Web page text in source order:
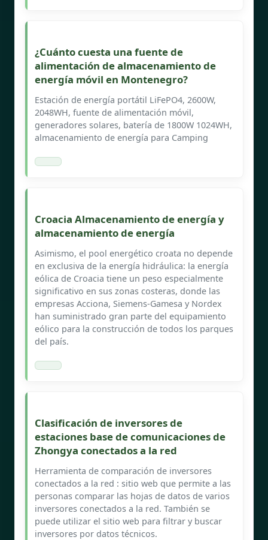
¿Cuánto cuesta una fuente de
alimentación de almacenamiento de
energía móvil en Montenegro?
Estación de energía portátil LiFePO4, 2600W,
2048WH, fuente de alimentación móvil,
generadores solares, batería de 1800W 1024WH,
almacenamiento de energía para Camping
Croacia Almacenamiento de energía y
almacenamiento de energía
Asimismo, el pool energético croata no depende
en exclusiva de la energía hidráulica: la energía
eólica de Croacia tiene un peso especialmente
significativo en sus zonas costeras, donde las
empresas Acciona, Siemens-Gamesa y Nordex
han suministrado gran parte del equipamiento
eólico para la construcción de todos los parques
del país.
Clasificación de inversores de
estaciones base de comunicaciones de
Zhongya conectados a la red
Herramienta de comparación de inversores
conectados a la red : sitio web que permite a las
personas comparar las hojas de datos de varios
inversores conectados a la red. También se
puede utilizar el sitio web para filtrar y buscar
inversores por datos técnicos.